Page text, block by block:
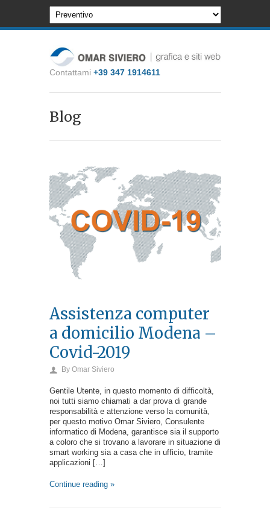
Contattami +39 347 1914611
Blog
Assistenza computer
a domicilio Modena –
Covid-2019
By Omar Siviero
Gentile Utente, in questo momento di difficoltà,
noi tutti siamo chiamati a dar prova di grande
responsabilità e attenzione verso la comunità,
per questo motivo Omar Siviero, Consulente
informatico di Modena, garantisce sia il supporto
a coloro che si trovano a lavorare in situazione di
smart working sia a casa che in ufficio, tramite
applicazioni […]
Continue reading »